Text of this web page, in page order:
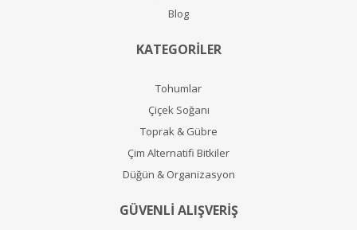
Blog
KATEGORİLER
Tohumlar
Çiçek Soğanı
Toprak & Gübre
Çim Alternatifi Bitkiler
Düğün & Organizasyon
GÜVENLİ ALIŞVERİŞ